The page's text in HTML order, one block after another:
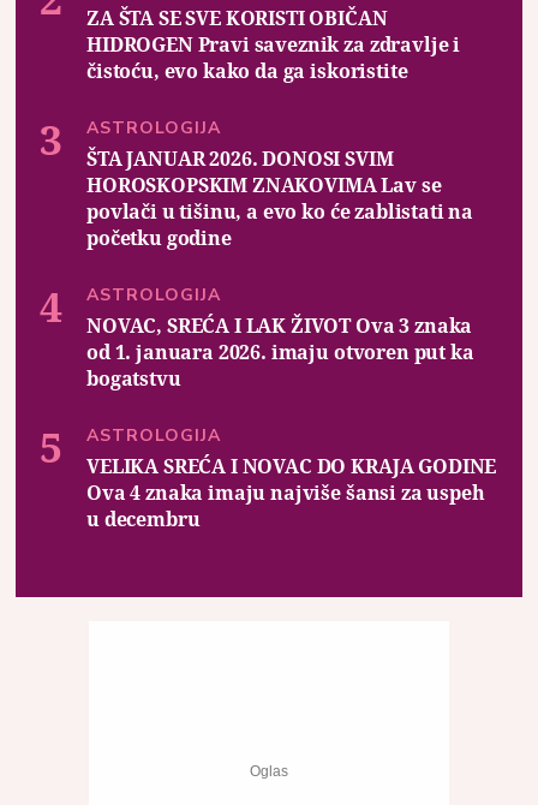
ZA ŠTA SE SVE KORISTI OBIČAN
HIDROGEN Pravi saveznik za zdravlje i
čistoću, evo kako da ga iskoristite
ASTROLOGIJA
ŠTA JANUAR 2026. DONOSI SVIM
HOROSKOPSKIM ZNAKOVIMA Lav se
povlači u tišinu, a evo ko će zablistati na
početku godine
ASTROLOGIJA
NOVAC, SREĆA I LAK ŽIVOT Ova 3 znaka
od 1. januara 2026. imaju otvoren put ka
bogatstvu
ASTROLOGIJA
VELIKA SREĆA I NOVAC DO KRAJA GODINE
Ova 4 znaka imaju najviše šansi za uspeh
u decembru